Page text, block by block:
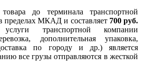
до терминала транспортной
пределах МКАД и составляет 700 руб.
транспортной компании
дополнительная упаковка,
по городу и др.) является
все грузы отправляются в жесткой